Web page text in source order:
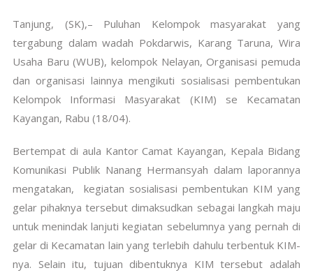
Tanjung, (SK),– Puluhan Kelompok masyarakat yang
tergabung dalam wadah Pokdarwis, Karang Taruna, Wira
Usaha Baru (WUB), kelompok Nelayan, Organisasi pemuda
dan organisasi lainnya mengikuti sosialisasi pembentukan
Kelompok Informasi Masyarakat (KIM) se Kecamatan
Kayangan, Rabu (18/04).
Bertempat di aula Kantor Camat Kayangan, Kepala Bidang
Komunikasi Publik Nanang Hermansyah dalam laporannya
mengatakan, kegiatan sosialisasi pembentukan KIM yang
gelar pihaknya tersebut dimaksudkan sebagai langkah maju
untuk menindak lanjuti kegiatan sebelumnya yang pernah di
gelar di Kecamatan lain yang terlebih dahulu terbentuk KIM-
nya. Selain itu, tujuan dibentuknya KIM tersebut adalah